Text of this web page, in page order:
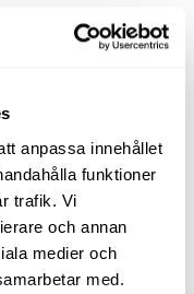
anpassa innehållet
funktioner
trafik. Vi
och annan
medier och
med.